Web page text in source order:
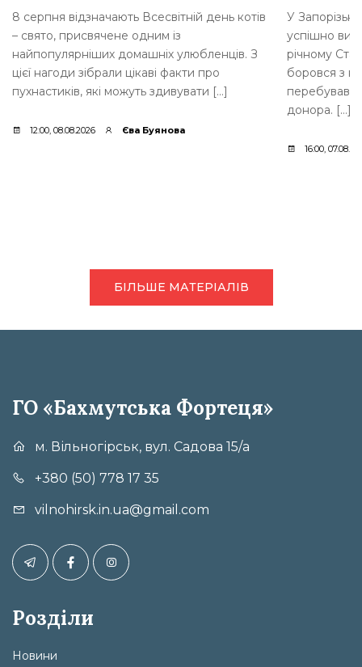
8 серпня відзначають Всесвітній день котів
– свято, присвячене одним із
найпопулярніших домашніх улюбленців. З
цієї нагоди зібрали цікаві факти про
пухнастиків, які можуть здивувати […]
12:00, 08.08.2026 Єва Буянова
У
успішно
річному
боровся з
перебував у
донора. […]
16:00,
БІЛЬШЕ МАТЕРІАЛІВ
ГО «Бахмутська Фортеця»
м. Вільногірськ, вул. Садова 15/а
+380 (50) 778 17 35
vilnohirsk.in.ua@gmail.com
Розділи
Новини